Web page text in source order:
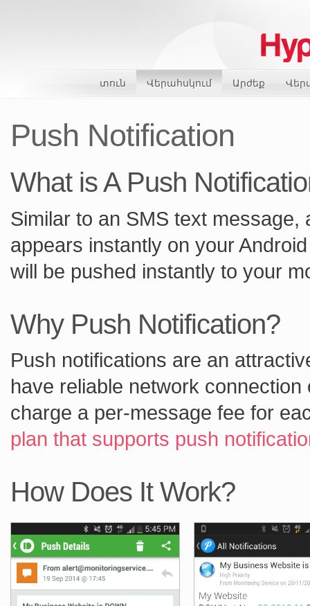
տուն Վերահսկում Արժեք
Push Notification
What is A Push
Similar to an SMS text
appears instantly on your
will be pushed instantly to your
Why Push Notification?
Push notifications are an
have reliable network
charge a per-message fee for
plan that supports push
How Does It Work?